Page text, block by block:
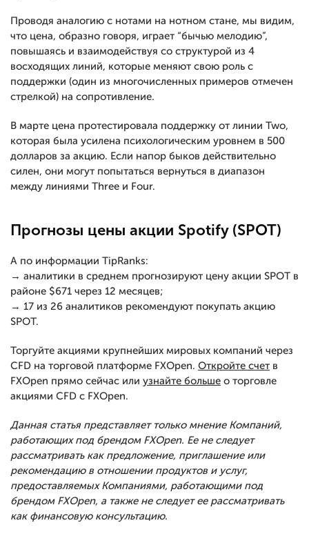
Проводя аналогию с нотами на нотном стане, мы видим,
что цена, образно говоря, играет “бычью мелодию”,
повышаясь и взаимодействуя со структурой из 4
восходящих линий, которые меняют свою роль с
поддержки (один из многочисленных примеров отмечен
стрелкой) на сопротивление.
В марте цена протестировала поддержку от линии Two,
которая была усилена психологическим уровнем в 500
долларов за акцию. Если напор быков действительно
силен, они могут попытаться вернуться в диапазон
между линиями Three и Four.
Прогнозы цены акции Spotify (SPOT)
А по информации TipRanks:
→ аналитики в среднем прогнозируют цену акции SPOT в
районе $671 через 12 месяцев;
→ 17 из 26 аналитиков рекомендуют покупать акцию
SPOT.
Торгуйте акциями крупнейших мировых компаний через
CFD на торговой платформе FXOpen. Откройте счет в
FXOpen прямо сейчас или узнайте больше о торговле
акциями CFD с FXOpen.
Данная статья представляет только мнение Компаний,
работающих под брендом FXOpen. Ее не следует
рассматривать как предложение, приглашение или
рекомендацию в отношении продуктов и услуг,
предоставляемых Компаниями, работающими под
брендом FXOpen, а также не следует ее рассматривать
как финансовую консультацию.